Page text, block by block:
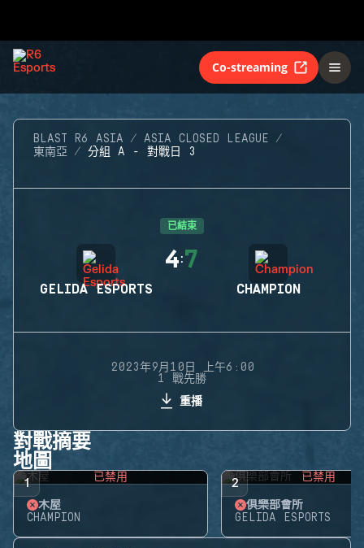
Co-streaming
BLAST R6 ASIA
ASIA CLOSED LEAGUE
東南亞
分組 A - 對戰日 3
已結束
GELIDA ESPORTS
4:7
CHAMPION
2023年9月10日 上午6:00
1 戰先勝
重播
對戰摘要
地圖
1 已禁用
木屋
CHAMPION
2 已禁用
俱樂部會所
GELIDA ESPORTS